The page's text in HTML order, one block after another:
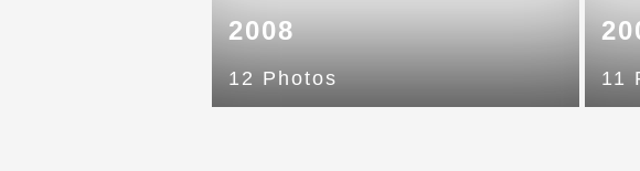
2008
12 Photos 11